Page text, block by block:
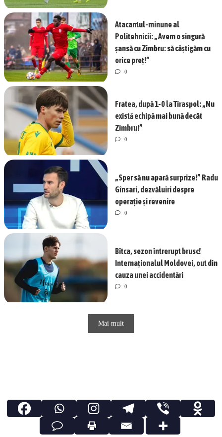
Atacantul-minune al
Politehnicii: „Avem o singură
șansă cu Zimbru: să câștigăm cu
orice preț!”
0
Fratea, după 1-0 la Tiraspol: „Nu
există echipă mai bună decât
Zimbru!”
0
„Sper să nu apară surprize!” Radu
Gînsari, dezvăluiri despre
operație și revenire
0
Bîtca, sezon întrerupt brusc!
Internaționalul Moldovei, out din
cauza unei accidentări
0
Mai mult